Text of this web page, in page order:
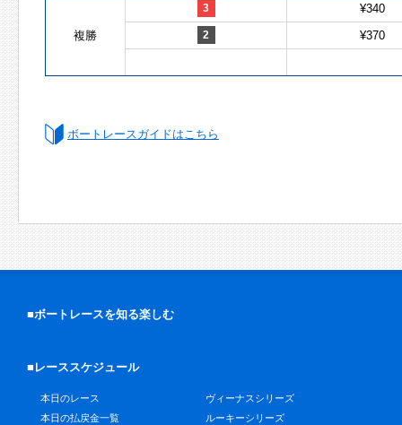
複勝
3 ¥340
2 ¥370
ボートレースガイドはこちら
■ボートレースを知る楽しむ
■レーススケジュール
本日のレース
本日の払戻金一覧
ヴィーナスシリーズ
ルーキーシリーズ